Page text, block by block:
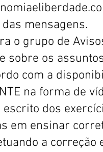
mensagens.
o grupo de
sobre os
com a
na forma de
dos
em ensinar
a correção